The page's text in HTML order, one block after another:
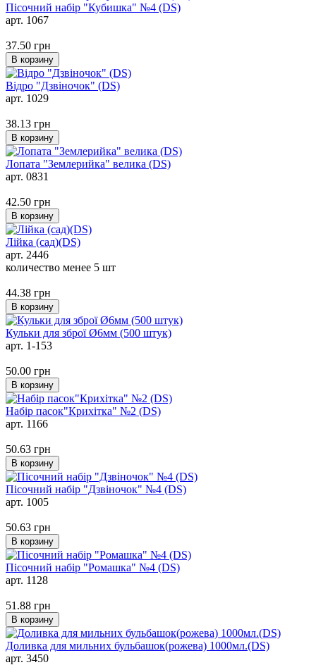
Пісочний набір "Кубишка" №4 (DS)
арт. 1067
37.50 грн
В корзину
Відро "Дзвіночок" (DS)
арт. 1029
38.13 грн
В корзину
Лопата "Землерийка" велика (DS)
арт. 0831
42.50 грн
В корзину
Лійка (сад)(DS)
арт. 2446
количество менее 5 шт
44.38 грн
В корзину
Кульки для зброї Ø6мм (500 штук)
арт. 1-153
50.00 грн
В корзину
Набір пасок"Крихітка" №2 (DS)
арт. 1166
50.63 грн
В корзину
Пісочний набір "Дзвіночок" №4 (DS)
арт. 1005
50.63 грн
В корзину
Пісочний набір "Ромашка" №4 (DS)
арт. 1128
51.88 грн
В корзину
Доливка для мильних бульбашок(рожева) 1000мл.(DS)
арт. 3450